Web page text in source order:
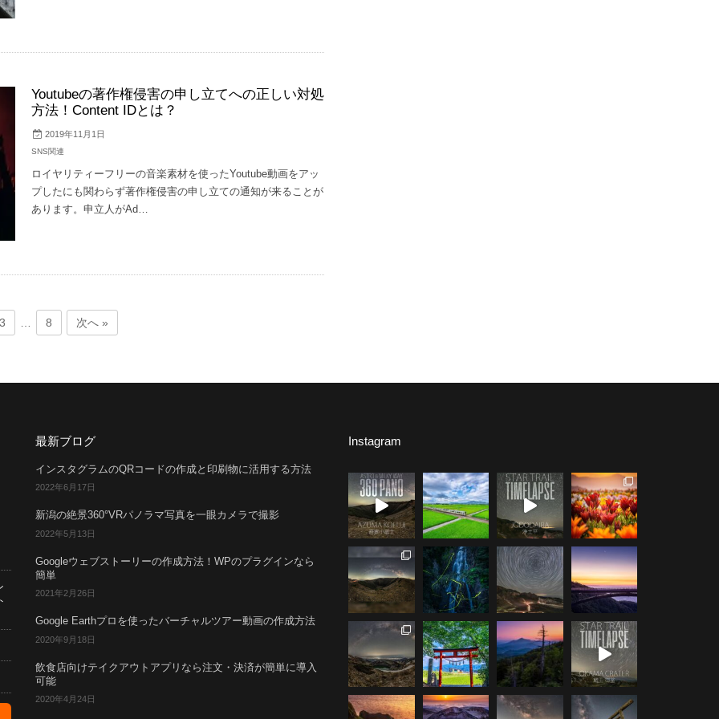
Youtubeの著作権侵害の申し立てへの正しい対処
方法！Content IDとは？
2019年11月1日
SNS関連
ロイヤリティーフリーの音楽素材を使ったYoutube動画をアッ
プしたにも関わらず著作権侵害の申し立ての通知が来ることが
あります。申立人がAd…
3 8 次へ »
最新ブログ
インスタグラムのQRコードの作成と印刷物に活用する方法
2022年6月17日
新潟の絶景360°VRパノラマ写真を一眼カメラで撮影
2022年5月13日
Googleウェブストーリーの作成方法！WPのプラグインなら
簡単
2021年2月26日
Google Earthプロを使ったバーチャルツアー動画の作成方法
2020年9月18日
飲食店向けテイクアウトアプリなら注文・決済が簡単に導入
可能
2020年4月24日
Instagram